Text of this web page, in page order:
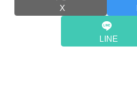
X
LINE